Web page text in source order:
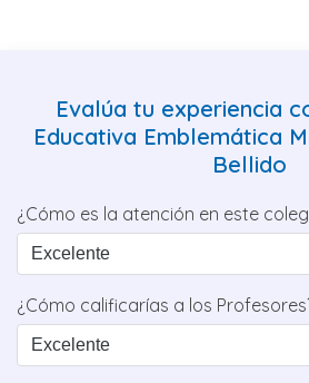
Evalúa tu experiencia
Educativa Emblemática
Bellido
¿Cómo es la atención en este
¿Cómo calificarías a los